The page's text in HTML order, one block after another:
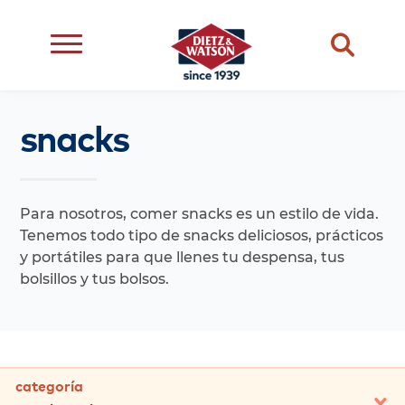
meats
cheese
complements
restriction
life
events
ingredient
transparency
snacks
Para nosotros, comer snacks es un estilo de vida.
Tenemos todo tipo de snacks deliciosos, prácticos
y portátiles para que llenes tu despensa, tus
bolsillos y tus bolsos.
categoría